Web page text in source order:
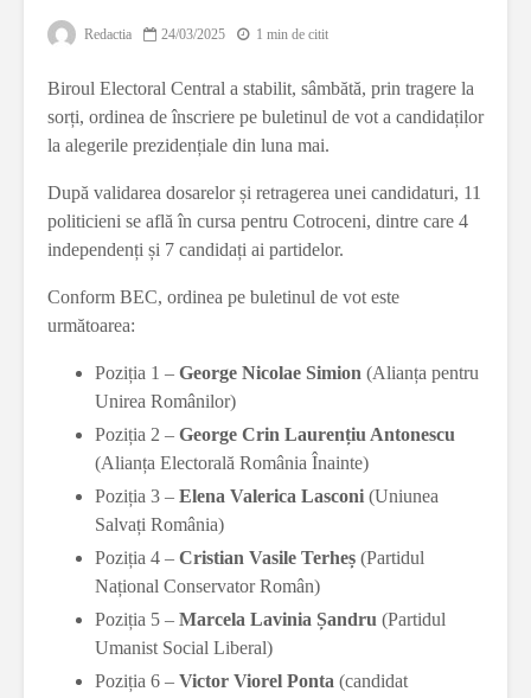
Redactia 24/03/2025 1 min de citit
Biroul Electoral Central a stabilit, sâmbătă, prin tragere la
sorți, ordinea de înscriere pe buletinul de vot a candidaților
la alegerile prezidențiale din luna mai.
După validarea dosarelor și retragerea unei candidaturi, 11
politicieni se află în cursa pentru Cotroceni, dintre care 4
independenți și 7 candidați ai partidelor.
Conform BEC, ordinea pe buletinul de vot este
următoarea:
Poziția 1 – George Nicolae Simion (Alianța pentru
Unirea Românilor)
Poziția 2 – George Crin Laurențiu Antonescu
(Alianța Electorală România Înainte)
Poziția 3 – Elena Valerica Lasconi (Uniunea
Salvați România)
Poziția 4 – Cristian Vasile Terheș (Partidul
Național Conservator Român)
Poziția 5 – Marcela Lavinia Șandru (Partidul
Umanist Social Liberal)
Poziția 6 – Victor Viorel Ponta (candidat